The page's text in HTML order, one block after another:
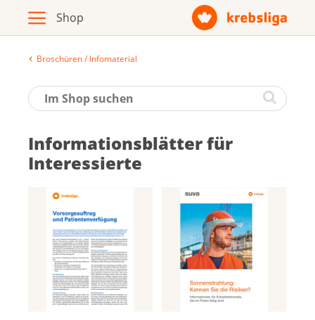
Broschüren / Infomaterial
Produkte
Zur Krebsliga-Webseite
Deutsch
Broschüren / Infomaterial
Informationsblätter für
Interessierte